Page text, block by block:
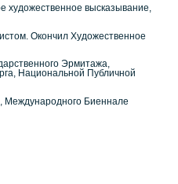
художественное высказывание,
Окончил Художественное
Эрмитажа,
Национальной Публичной
Международного Биеннале